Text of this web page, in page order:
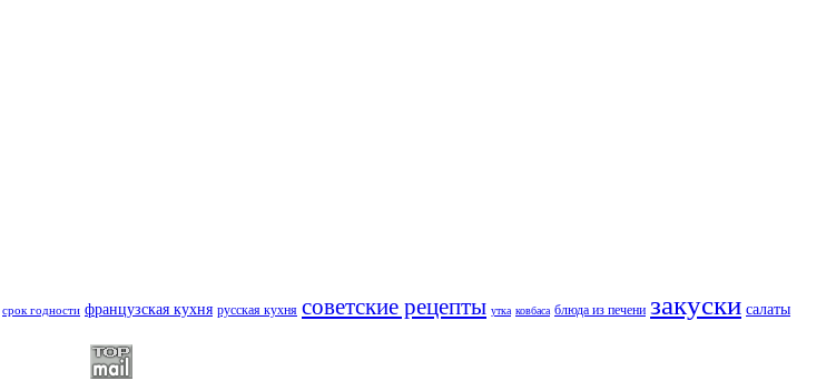
срок годности французская кухня русская кухня советские рецепты утка ковбаса блюда из печени закуски салаты